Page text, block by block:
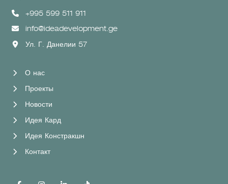
+995 599 511 911
info@ideadevelopment.ge
Ул. Г. Данелии 57
О нас
Проекты
Новости
Идея Кард
Идея Констракшн
Контакт